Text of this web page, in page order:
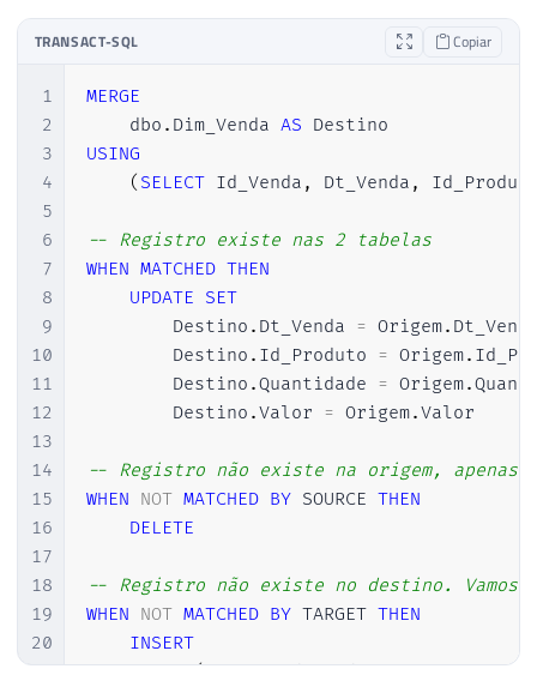
28
30
31
32
33
34
35
36
37
38
39
40
41
42
43
44
45
46
47
        Destino
Origem.
-- Registro não existe na origem, apenas
WHEN
DELETE
-- Registro não existe no destino.
WHEN NOT MATCHED
INSERT
VALUES(Origem. Id_Venda Origem .
action,
    Deleted
. *
INTO dbo.Dim_Venda_Log
SELECT * FROM dbo.Dim_Venda_Log
TRANSACT-SQL Copiar
1
2
3
4
5
6
7
8
9
10
11
12
13
14
15
16
17
18
19
20
21
MERGE
    dbo
. Dim_Venda AS
USING
( SELECT Id_Venda , Dt_Venda ,
-- Registro existe nas 2 tabelas
WHEN MATCHED THEN
UPDATE SET
        Destino
. Dt_Venda = Origem.
        Destino
. Id_Produto = Origem.
        Destino
.Quantidade = Origem.
        Destino
.Valor = Origem.Valor
-- Registro não existe na origem, apenas
WHEN NOT MATCHED BY SOURCE THEN
DELETE
-- Registro não existe no destino.
WHEN NOT MATCHED BY TARGET THEN
INSERT
VALUES(Origem.Id_Venda, Origem.